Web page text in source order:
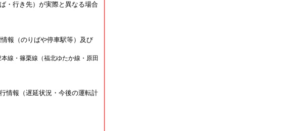
・行き先）が実際と異なる場合
報（のりばや停車駅等）及び
線・篠栗線（福北ゆたか線・原田
情報（遅延状況・今後の運転計